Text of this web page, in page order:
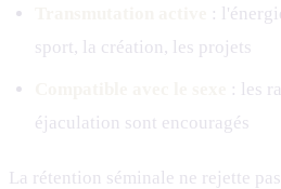
:
sport, la création, les projets
: les
éjaculation sont encouragés
La rétention séminale ne rejette